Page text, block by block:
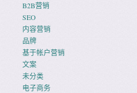
B2B营销
SEO
内容营销
品牌
基于帐户营销
文案
未分类
电子商务